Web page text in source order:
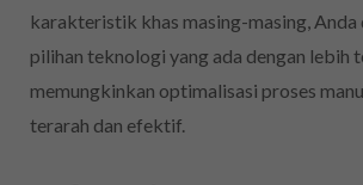
karakteristik khas masing-masing, Anda
pilihan teknologi yang ada dengan lebih
memungkinkan optimalisasi proses
terarah dan efektif.